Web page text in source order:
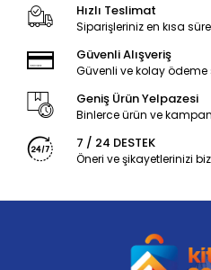
Hızlı Teslimat
Siparişleriniz en kısa
Güvenli Alışveriş
Güvenli ve kolay ödeme
Geniş Ürün Yelpazesi
Binlerce ürün ve
7 / 24 DESTEK
Öneri ve şikayetlerinizi